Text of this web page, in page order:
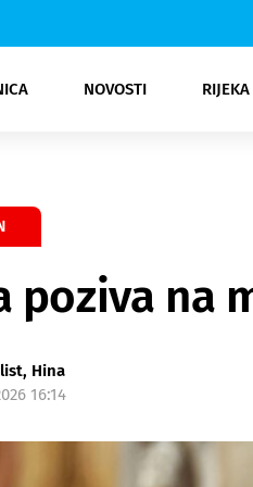
NOVOSTI
Rijeka Opatija
NK
Moda
Kultura
poziva na
Hina
16:14